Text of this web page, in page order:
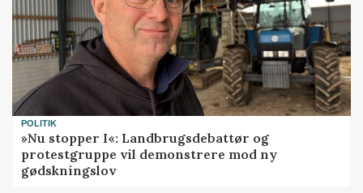
POLITIK
»Nu stopper I«: Landbrugsdebattør og
protestgruppe vil demonstrere mod ny
gødskningslov